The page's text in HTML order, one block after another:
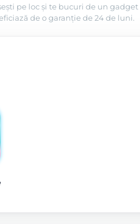
pe loc și te bucuri de un
de o garanție de 24 de luni.